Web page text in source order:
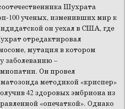
Шухрата
100 ученых, изменивших мир к
он уехал в США, где
отредактировал
мутация в котором
заболеванию –
Он провел
методикой «криспер»
42 здоровых эмбриона из
«опечаткой». Однако